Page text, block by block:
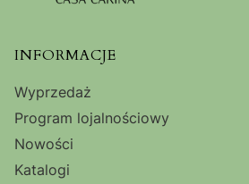
Linki w stopce
INFORMACJE
Wyprzedaż
Program lojalnościowy
Nowości
Katalogi